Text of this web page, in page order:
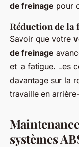
de freinage pour
Réduction de la
Savoir que votre
de freinage
et la fatigue. Les
davantage sur la
travaille en
systèmes